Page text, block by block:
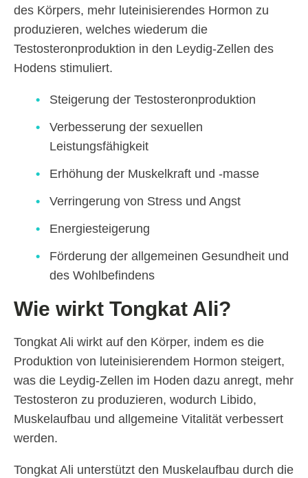
des Körpers, mehr luteinisierendes Hormon zu
produzieren, welches wiederum die
Testosteronproduktion in den Leydig-Zellen des
Hodens stimuliert.
Steigerung der Testosteronproduktion
Verbesserung der sexuellen
Leistungsfähigkeit
Erhöhung der Muskelkraft und -masse
Verringerung von Stress und Angst
Energiesteigerung
Förderung der allgemeinen Gesundheit und
des Wohlbefindens
Wie wirkt Tongkat Ali?
Tongkat Ali wirkt auf den Körper, indem es die
Produktion von luteinisierendem Hormon steigert,
was die Leydig-Zellen im Hoden dazu anregt, mehr
Testosteron zu produzieren, wodurch Libido,
Muskelaufbau und allgemeine Vitalität verbessert
werden.
Tongkat Ali unterstützt den Muskelaufbau durch die